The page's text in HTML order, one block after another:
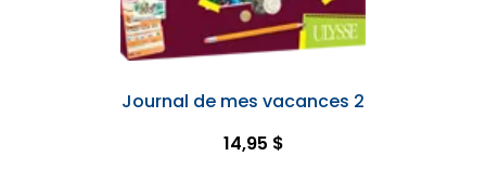
Journal de mes vacances 2
14,95 $